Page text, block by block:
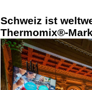
Schweiz ist
Thermomix®-